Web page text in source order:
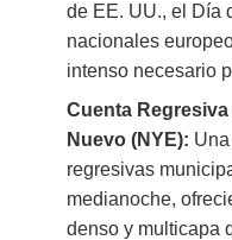
de EE. UU., el Día
nacionales
intenso necesario
Cuenta
Nuevo (NYE):
regresivas
medianoche,
denso y multicapa